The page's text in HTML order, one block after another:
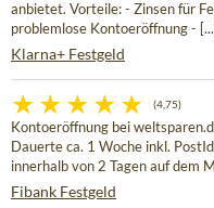
anbietet. Vorteile: - Zinsen für
problemlose Kontoeröffnung - [...]
Klarna+ Festgeld
(4,75)
Kontoeröffnung bei
Dauerte ca. 1 Woche inkl.
innerhalb von 2 Tagen auf dem
Fibank Festgeld